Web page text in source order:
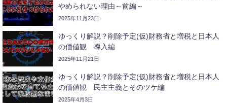
やめられない理由～前編～
2025年11月23日
ゆっくり解説？削除予定(仮)財務省と増税と日本人
の価値観 導入編
2025年11月21日
ゆっくり解説？削除予定(仮)財務省と増税と日本人
の価値観 民主主義とそのツケ編
2025年4月3日